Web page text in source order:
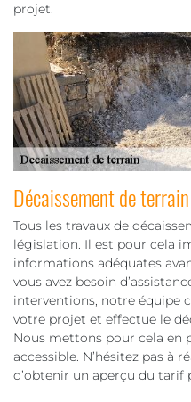
projet.
Décaissement de
Tous les travaux de
législation. Il est pour cela
informations adéquates
vous avez besoin
interventions, notre équipe
votre projet et effectue le
Nous mettons pour cela en
accessible. N’hésitez pas à
d’obtenir un aperçu du tarif